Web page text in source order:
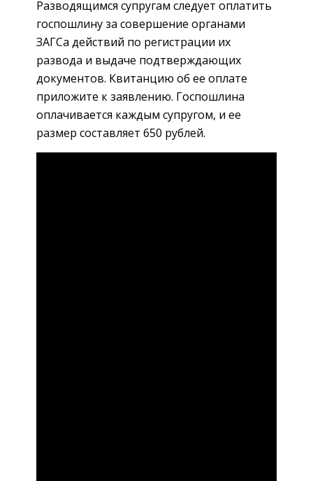
Разводящимся супругам следует оплатить
госпошлину за совершение органами
ЗАГСа действий по регистрации их
развода и выдаче подтверждающих
документов. Квитанцию об ее оплате
приложите к заявлению. Госпошлина
оплачивается каждым супругом, и ее
размер составляет 650 рублей.